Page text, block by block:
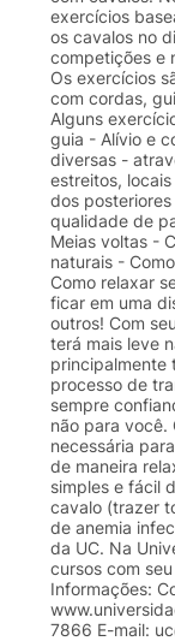
exercícios
os cavalos no
competições e
Os exercícios
com cordas,
Alguns
guia - Alívio e
diversas -
estreitos,
dos
qualidade de
Meias voltas -
naturais -
Como relaxar
ficar em uma
outros! Com
terá mais leve
principalmente
processo de
sempre
não para você.
necessária
de maneira
simples e fácil
cavalo (trazer
de anemia
da UC. Na
cursos com
Informações:
7866 E-mail: